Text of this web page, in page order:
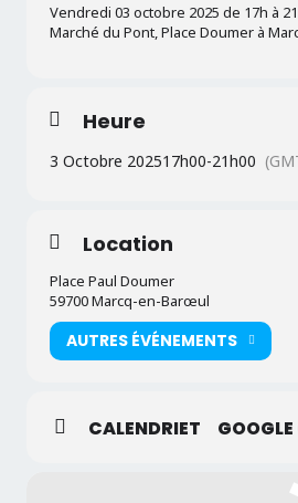
Vendredi 03 octobre 2025 de 17h à
Marché du Pont, Place Doumer à
Heure
3 Octobre 202517h00-21h00
Location
Place Paul Doumer
59700 Marcq-en-Barœul
AUTRES ÉVÉNEMENTS
CALENDRIET